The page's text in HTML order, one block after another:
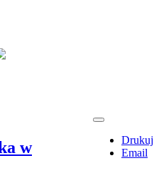
Drukuj
Email
w